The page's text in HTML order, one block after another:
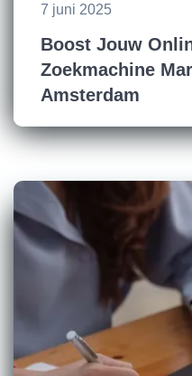
7 juni 2025
Boost Jouw
Zoekmachine
Amsterdam